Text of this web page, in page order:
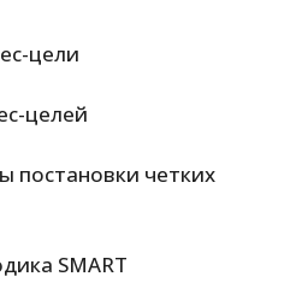
цели
целей
постановки четких
SMART